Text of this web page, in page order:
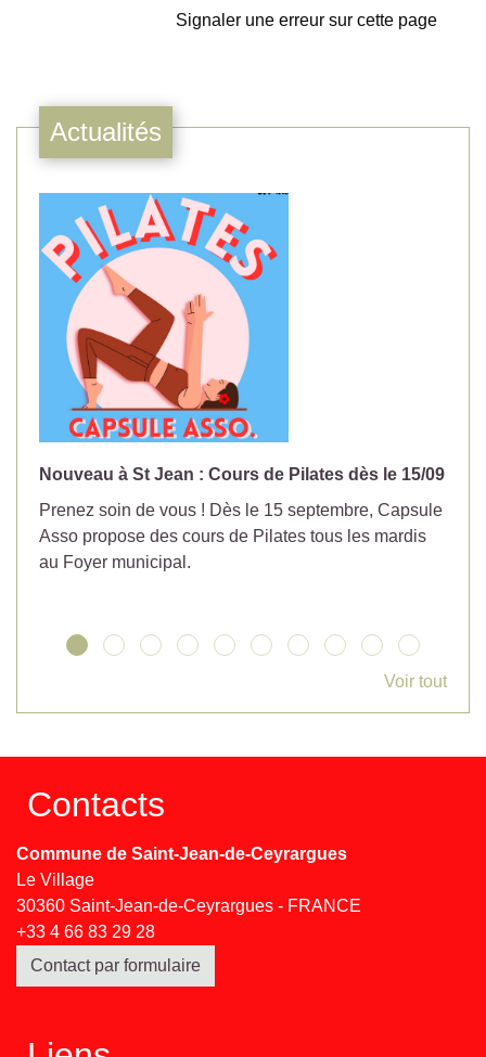
Signaler une erreur sur cette page
Actualités
Nouveau à St Jean : Cours de Pilates dès le 15/09
Prenez soin de vous ! Dès le 15 septembre, Capsule
Asso propose des cours de Pilates tous les mardis
au Foyer municipal.
Voir tout
Contacts
Commune de Saint-Jean-de-Ceyrargues
Le Village
30360 Saint-Jean-de-Ceyrargues - FRANCE
+33 4 66 83 29 28
Contact par formulaire